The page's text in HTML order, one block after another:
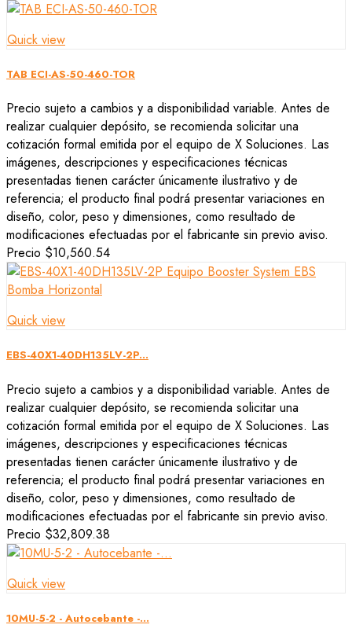
Quick view
TAB ECI-AS-50-460-TOR
Precio sujeto a cambios y a disponibilidad variable. Antes de
realizar cualquier depósito, se recomienda solicitar una
cotización formal emitida por el equipo de X Soluciones. Las
imágenes, descripciones y especificaciones técnicas
presentadas tienen carácter únicamente ilustrativo y de
referencia; el producto final podrá presentar variaciones en
diseño, color, peso y dimensiones, como resultado de
modificaciones efectuadas por el fabricante sin previo aviso.
Precio $10,560.54
Quick view
EBS-40X1-40DH135LV-2P...
Precio sujeto a cambios y a disponibilidad variable. Antes de
realizar cualquier depósito, se recomienda solicitar una
cotización formal emitida por el equipo de X Soluciones. Las
imágenes, descripciones y especificaciones técnicas
presentadas tienen carácter únicamente ilustrativo y de
referencia; el producto final podrá presentar variaciones en
diseño, color, peso y dimensiones, como resultado de
modificaciones efectuadas por el fabricante sin previo aviso.
Precio $32,809.38
Quick view
10MU-5-2 - Autocebante -...